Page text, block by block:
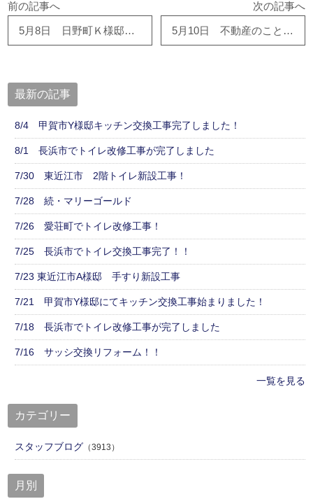
前の記事へ
5月8日 日野町Ｋ様邸、完工しました！
次の記事へ
5月10日 不動産のことならハウスドゥ東近江店へ
最新の記事
8/4 甲賀市Y様邸キッチン交換工事完了しました！
8/1 長浜市でトイレ改修工事が完了しました
7/30 東近江市 2階トイレ新設工事！
7/28 続・マリーゴールド
7/26 愛荘町でトイレ改修工事！
7/25 長浜市でトイレ交換工事完了！！
7/23 東近江市A様邸 手すり新設工事
7/21 甲賀市Y様邸にてキッチン交換工事始まりました！
7/18 長浜市でトイレ改修工事が完了しました
7/16 サッシ交換リフォーム！！
一覧を見る
カテゴリー
スタッフブログ （3913）
月別